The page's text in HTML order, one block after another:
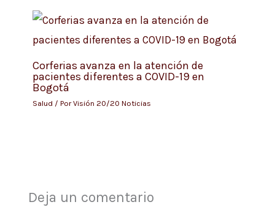
Corferias avanza en la atención de
pacientes diferentes a COVID-19 en
Bogotá
Salud / PorVisión 20/20 Noticias
Deja un comentario